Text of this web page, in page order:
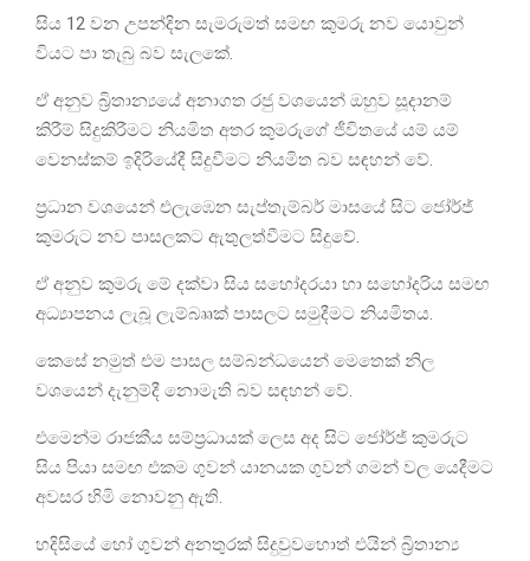
සිය 12 වන උපන්දින සැමරුමත් සමඟ කුමරු නව යොවුන්
වියට පා තැබු බව සැලකේ.
ඒ අනුව බ්‍රිතාන්‍යයේ අනාගත රජු වශයෙන් ඔහුව සූදානම්
කිරීම් සිදුකිරීමට නියමිත අතර කුමරුගේ ජීවිතයේ යම් යම්
වෙනස්කම් ඉදිරියේදී සිදුවීමට නියමිත බව සඳහන් වේ.
ප්‍රධාන වශයෙන් එලැඹෙන සැප්තැම්බර් මාසයේ සිට ජෝර්ජ්
කුමරුට නව පාසලකට ඇතුලත්වීමට සිදුවේ.
ඒ අනුව කුමරු මේ දක්වා සිය සහෝදරයා හා සහෝදරිය සමඟ
අධ්‍යාපනය ලැබූ ලැම්බෲක් පාසලට සමුදීමට නියමිතය.
කෙසේ නමුත් එම පාසල සම්බන්ධයෙන් මෙතෙක් නිල
වශයෙන් දැනුම්දී නොමැති බව සඳහන් වේ.
එමෙන්ම රාජකීය සම්ප්‍රධායක් ලෙස අද සිට ජෝර්ජ් කුමරුට
සිය පියා සමඟ එකම ගුවන් යානයක ගුවන් ගමන් වල යෙදීමට
අවසර හිමි නොවනු ඇති.
හදිසියේ හෝ ගුවන් අනතුරක් සිදුවුවහොත් එයින් බ්‍රිතාන්‍ය